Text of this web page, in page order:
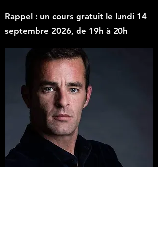
Rappel : un cours gratuit le lundi 14
septembre 2026, de 19h à 20h